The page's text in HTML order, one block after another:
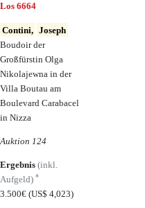
Los 6664
Contini, Joseph
Boudoir der
Großfürstin Olga
Nikolajewna in der
Villa Boutau am
Boulevard Carabacel
in Nizza
Auktion 124
Ergebnis (inkl.
Aufgeld) *
3.500€ (US$ 4,023)